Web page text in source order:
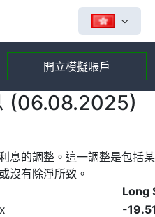
開立模擬賬戶
(06.08.2025)
息的調整。這一調整是包括某
沒有除淨所致。
Long
-